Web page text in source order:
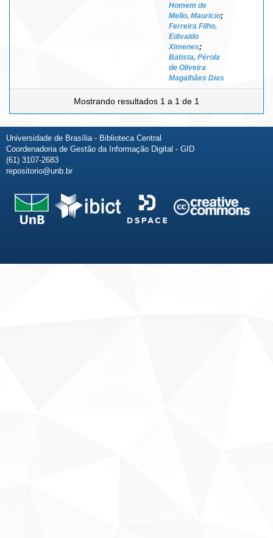
Homem de
Mello, Mauricio;
Ferreira Filho,
Edivaldo
Ximenes;
Batista, Pérola
de Oliveira
Magalhães Dias
Mostrando resultados 1 a 1 de 1
Universidade de Brasília - Biblioteca Central
Coordenadoria de Gestão da Informação Digital - GID
(61) 3107-2683
repositorio@unb.br